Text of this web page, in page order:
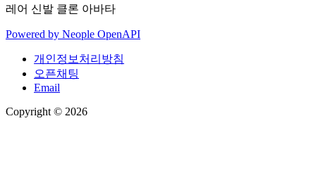
레어 신발 클론 아바타
Powered by Neople OpenAPI
개인정보처리방침
오픈채팅
Email
Copyright © 2026